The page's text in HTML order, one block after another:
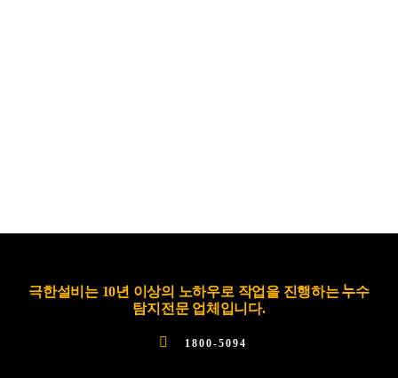
극한설비는 10년 이상의 노하우로 작업을 진행하는 누수
탐지전문 업체입니다.
1800-5094